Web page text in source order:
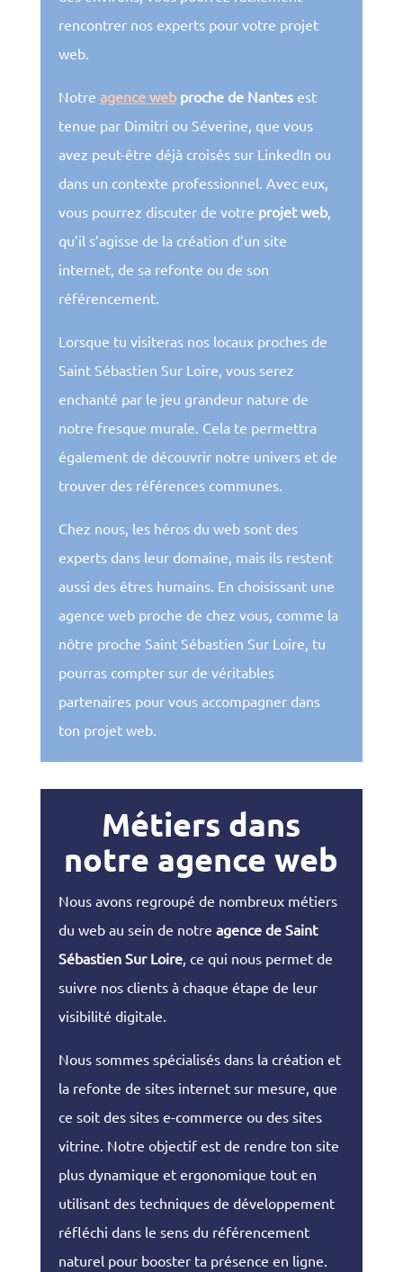
rencontrer nos experts pour votre projet
web.
Notre agence webprochede Nantes est
tenue par Dimitri ou Séverine, que vous
avez peut-être déjà croisés sur LinkedIn ou
dans un contexte professionnel. Avec eux,
vous pourrez discuter de votre projet web,
qu’il s’agisse de la création d’un site
internet, de sa refonte ou de son
référencement.
Lorsque tu visiteras nos locaux proches de
Saint Sébastien Sur Loire, vous serez
enchanté par le jeu grandeur nature de
notre fresque murale. Cela te permettra
également de découvrir notre univers et de
trouver des références communes.
Chez nous, les héros du web sont des
experts dans leur domaine, mais ils restent
aussi des êtres humains. En choisissant une
agence web proche de chez vous, comme la
nôtre proche Saint Sébastien Sur Loire, tu
pourras compter sur de véritables
partenaires pour vous accompagner dans
ton projet web.
Métiers dans
notre agence web
Nous avons regroupé de nombreux métiers
du web au sein de notre agence de Saint
Sébastien Sur Loire, ce qui nous permet de
suivre nos clients à chaque étape de leur
visibilité digitale.
Nous sommes spécialisés dans la création et
la refonte de sites internet sur mesure, que
ce soit des sites e-commerce ou des sites
vitrine. Notre objectif est de rendre ton site
plus dynamique et ergonomique tout en
utilisant des techniques de développement
réfléchi dans le sens du référencement
naturel pour booster ta présence en ligne.